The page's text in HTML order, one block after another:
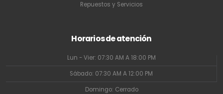
Repuestos y Servicios
Horarios de atención
Lun - Vier: 07:30 AM A 18:00 PM
Sábado: 07:30 AM A 12:00 PM
Domingo: Cerrado